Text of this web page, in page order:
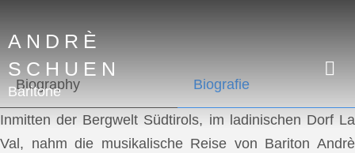
ANDRÈ
SCHUEN
Baritone
Biography Biografie
Inmitten der Bergwelt Südtirols, im ladinischen Dorf La
Val, nahm die musikalische Reise von Bariton Andrè